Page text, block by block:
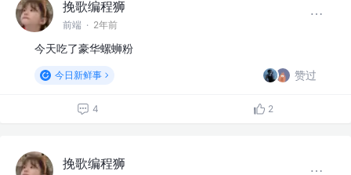
挽歌编程狮
前端 · 2年前
今天吃了豪华螺蛳粉
今日新鲜事 赞过
4 2
挽歌编程狮